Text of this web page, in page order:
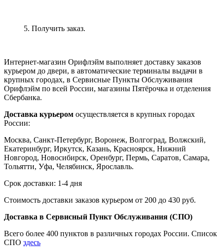
5. Получить заказ.
Интернет-магазин Орифлэйм выполняет доставку заказов
курьером до двери, в автоматические терминалы выдачи в
крупных городах, в Сервисные Пункты Обслуживания
Орифлэйм по всей России, магазины Пятёрочка и отделения
Сбербанка.
Доставка курьером осуществляется в крупных городах
России:
Москва, Санкт-Петербург, Воронеж, Волгоград, Волжский,
Екатеринбург, Иркутск, Казань, Красноярск, Нижний
Новгород, Новосибирск, Оренбург, Пермь, Саратов, Самара,
Тольятти, Уфа, Челябинск, Ярославль.
Срок доставки: 1-4 дня
Стоимость доставки заказов курьером от 200 до 430 руб.
Доставка в Сервисный Пункт Обслуживания (СПО)
Всего более 400 пунктов в различных городах России. Список
СПО здесь